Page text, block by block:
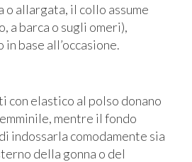
allargata, il collo assume
a barca o sugli omeri),
base all’occasione.
con elastico al polso donano
mentre il fondo
indossarla comodamente sia
della gonna o del